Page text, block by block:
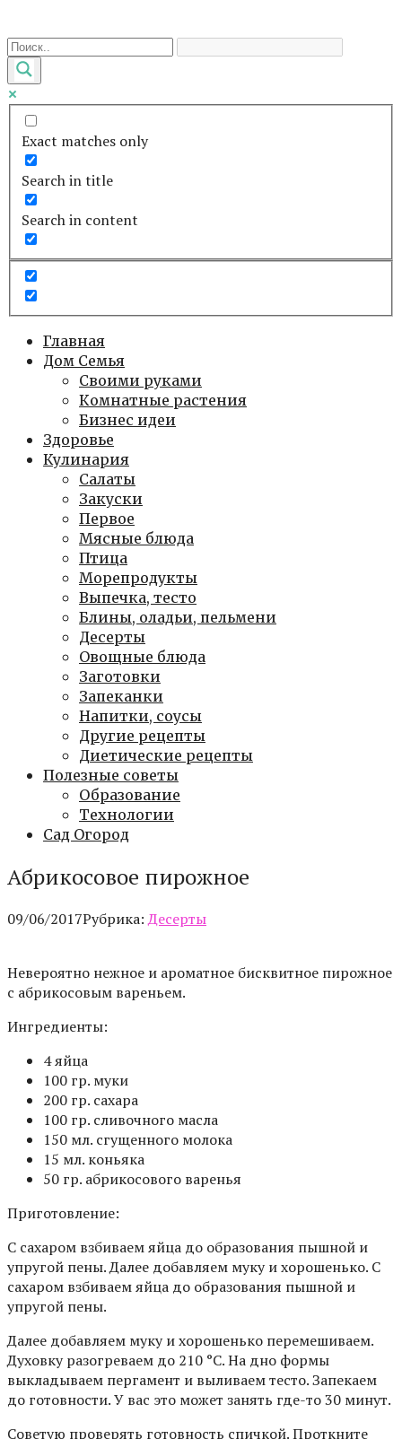
к
контенту
Exact matches only
Search in title
Search in content
Главная
Дом Семья
Своими руками
Комнатные растения
Бизнес идеи
Здоровье
Кулинария
Салаты
Закуски
Первое
Мясные блюда
Птица
Морепродукты
Выпечка, тесто
Блины, оладьи, пельмени
Десерты
Овощные блюда
Заготовки
Запеканки
Напитки, соусы
Другие рецепты
Диетические рецепты
Полезные советы
Образование
Технологии
Сад Огород
Абрикосовое пирожное
09/06/2017Рубрика: Десерты
Невероятно нежное и ароматное бисквитное пирожное
с абрикосовым вареньем.
Ингредиенты:
4 яйца
100 гр. муки
200 гр. сахара
100 гр. сливочного масла
150 мл. сгущенного молока
15 мл. коньяка
50 гр. абрикосового варенья
Приготовление:
С сахаром взбиваем яйца до образования пышной и
упругой пены. Далее добавляем муку и хорошенько. С
сахаром взбиваем яйца до образования пышной и
упругой пены.
Далее добавляем муку и хорошенько перемешиваем.
Духовку разогреваем до 210 °С. На дно формы
выкладываем пергамент и выливаем тесто. Запекаем
до готовности. У вас это может занять где-то 30 минут.
Советую проверять готовность спичкой. Проткните